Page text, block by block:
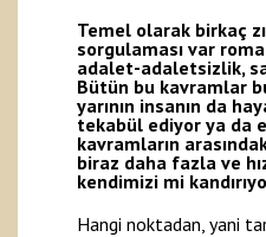
Temel olarak birkaç
sorgulaması var
adalet-adaletsizlik,
Bütün bu kavramlar
yarının insanın da
tekabül ediyor ya da
kavramların
biraz daha fazla ve
kendimizi mi
Hangi noktadan, yani